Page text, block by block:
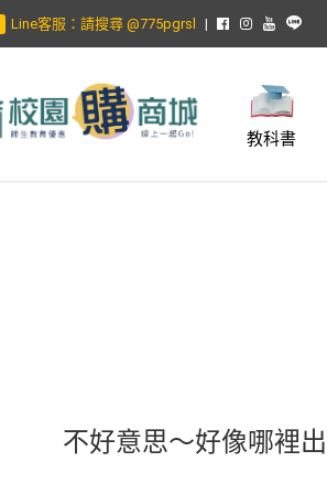
Line客服：請搜尋 @775pgrsl
教科書
不好意思～好像哪裡